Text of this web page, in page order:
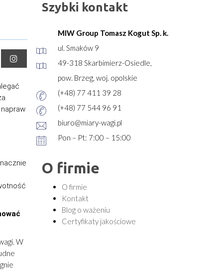
W
Szybki kontakt
MIW Group Tomasz Kogut Sp. k.
ul. Smaków 9
49-318 Skarbimierz-Osiedle,
pow. Brzeg, woj. opolskie
(+48) 77 411 39 28
(+48) 77 544 96 91
biuro@miary-wagi.pl
Pon – Pt: 7:00 – 15:00
O firmie
O firmie
Kontakt
Blog o ważeniu
Certyfikaty jakościowe